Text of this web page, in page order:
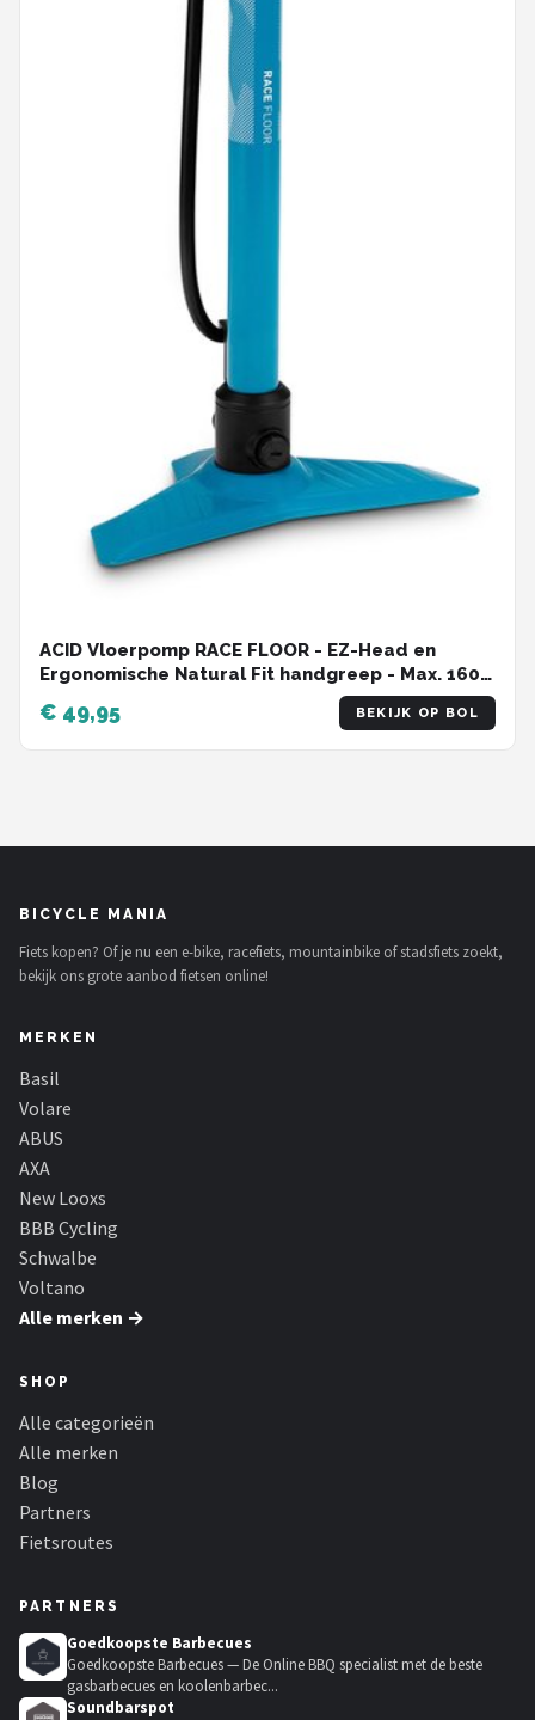
ACID Vloerpomp RACE FLOOR - EZ-Head en
Ergonomische Natural Fit handgreep - Max. 160
psi - Staal - L16xB26xH69 cm - Blauw
€ 49,95 BEKIJK OP BOL
BICYCLE MANIA
Fiets kopen? Of je nu een e-bike, racefiets, mountainbike of stadsfiets zoekt,
bekijk ons grote aanbod fietsen online!
MERKEN
Basil
Volare
ABUS
AXA
New Looxs
BBB Cycling
Schwalbe
Voltano
Alle merken →
SHOP
Alle categorieën
Alle merken
Blog
Partners
Fietsroutes
PARTNERS
Goedkoopste Barbecues
Goedkoopste Barbecues — De Online BBQ specialist met de beste
gasbarbecues en koolenbarbec...
Soundbarspot